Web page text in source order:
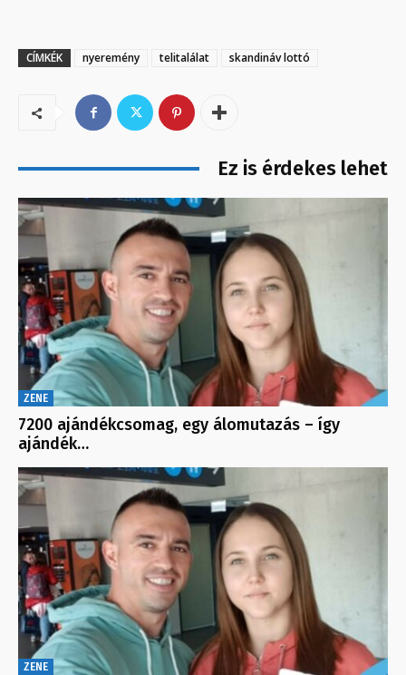
CÍMKÉK nyeremény telitalálat skandináv lottó
Ez is érdekes lehet
ZENE
7200 ajándékcsomag, egy álomutazás – így
ajándék…
ZENE